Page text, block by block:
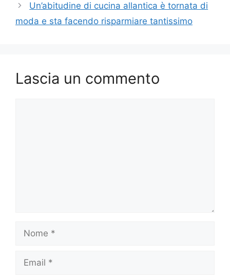
Un’abitudine di cucina allantica è tornata di
moda e sta facendo risparmiare tantissimo
Lascia un commento
Nome
Email